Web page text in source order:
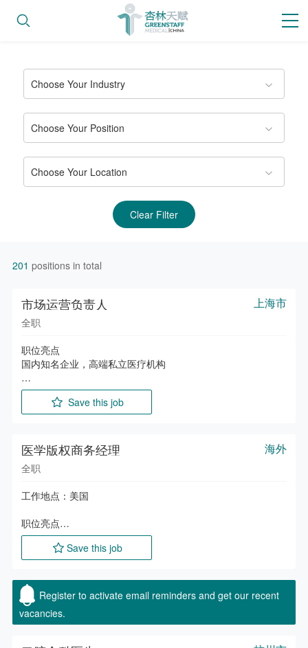
Choose Your Industry
Choose Your Position
Choose Your Location
Clear Filter
201 positions in total
市场运营负责人
全职
上海市
职位亮点
国内知名企业，高端私立医疗机构
主要职责
1. 根据医院战略目标制定年度、季度及月度运营计划，拆解业
绩指标并跟踪初诊量、复诊率、客单价、投产比等数据，分析
2. 协调医疗、护理、咨询、客服等部门资源，优化业务流程，
提升整体运营效率。
3. 负责医美项目运营，包括市场调研、包装策划、定价、上线
4. 配合采购对接药厂及设备供应商，争取资源支持并推进项目
5. 协同营销部门制定流量转化策略，策划促销活动、会员沙龙
及老客带新活动，提升转化率、复购率及转介绍率。
6. 监督院内广告、陈列及宣教物料，确保品牌形象统一。
升满意度及口碑。
8. 负责重大客诉及公关危机处理，维护机构品牌形象，并完善
会员管理及分层维护策略。
9. 负责现场团队的日常管理、激励、绩效考核及业务培训，提
Save this job
医学版权商务经理
全职
海外
工作地点：美国
职位亮点
Top知名企业，发展前景好，薪资待遇佳
主要职责
1. 协同算法、医学及内容团队，制定医学内容策略，满足业务
内容与数据需求。
2. 梳理国内外权威医学内容及版权资源，搭建合作模式并推进
长期战略合作。
Save this job
Register to activate email reminders and get our recent
vacancies.